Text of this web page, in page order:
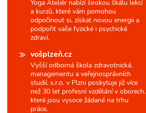
Yoga Ateliér nabízí širokou škálu lekcí
a kurzů, které vám pomohou
odpočinout si, získat novou energii a
podpořit vaše fyzické i psychické
zdraví.
vošplzeň.cz
Vyšší odborná škola zdravotnická,
managementu a veřejnosprávních
studií, s.r.o. v Plzni poskytuje již více
než 30 let profesní vzdělání v oborech,
které jsou vysoce žádané na trhu
práce.